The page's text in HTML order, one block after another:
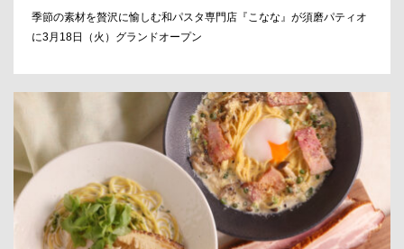
季節の素材を贅沢に愉しむ和パスタ専門店『こなな』が須磨パティオ
に3月18日（火）グランドオープン